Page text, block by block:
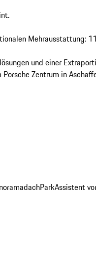
Mehrausstattung:
und einer
Zentrum in
ParkAssistent